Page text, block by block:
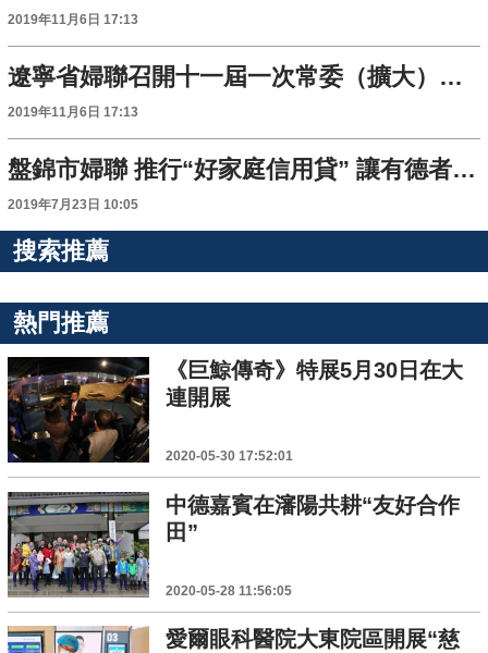
2019年11月6日 17:13
遼寧省婦聯召開十一屆一次常委（擴大）會議
2019年11月6日 17:13
盤錦市婦聯 推行“好家庭信用貸” 讓有德者更有“得”
2019年7月23日 10:05
搜索推薦
熱門推薦
《巨鯨傳奇》特展5月30日在大
連開展
2020-05-30 17:52:01
中德嘉賓在瀋陽共耕“友好合作
田”
2020-05-28 11:56:05
愛爾眼科醫院大東院區開展“慈